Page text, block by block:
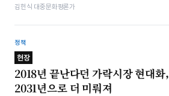
김헌식 대중문화평론가
정책
현장
2018년 끝난다던 가락시장 현대화,
2031년으로 더 미뤄져